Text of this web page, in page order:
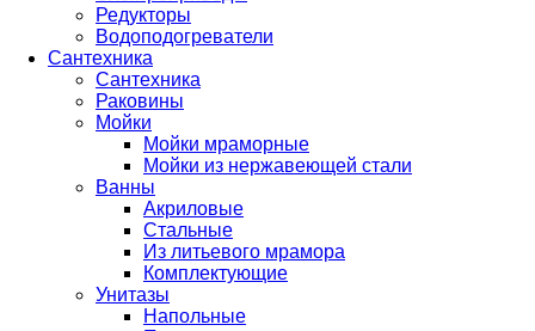
Редукторы
Водоподогреватели
Сантехника
Сантехника
Раковины
Мойки
Мойки мраморные
Мойки из нержавеющей стали
Ванны
Акриловые
Стальные
Из литьевого мрамора
Комплектующие
Унитазы
Напольные